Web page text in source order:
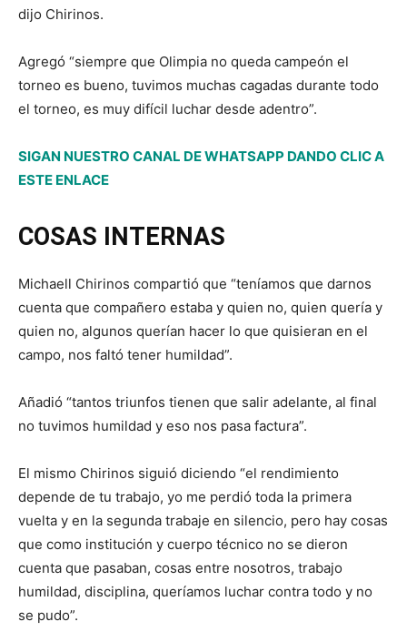
dijo Chirinos.
Agregó “siempre que Olimpia no queda campeón el
torneo es bueno, tuvimos muchas cagadas durante todo
el torneo, es muy difícil luchar desde adentro”.
SIGAN NUESTRO CANAL DE WHATSAPP DANDO CLIC A
ESTE ENLACE
COSAS INTERNAS
Michaell Chirinos compartió que “teníamos que darnos
cuenta que compañero estaba y quien no, quien quería y
quien no, algunos querían hacer lo que quisieran en el
campo, nos faltó tener humildad”.
Añadió “tantos triunfos tienen que salir adelante, al final
no tuvimos humildad y eso nos pasa factura”.
El mismo Chirinos siguió diciendo “el rendimiento
depende de tu trabajo, yo me perdió toda la primera
vuelta y en la segunda trabaje en silencio, pero hay cosas
que como institución y cuerpo técnico no se dieron
cuenta que pasaban, cosas entre nosotros, trabajo
humildad, disciplina, queríamos luchar contra todo y no
se pudo”.